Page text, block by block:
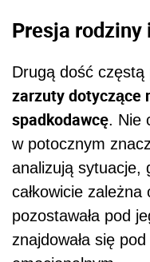
Presja rodziny
Drugą dość
zarzuty dotyczące
spadkodawcę. Nie
w potocznym
analizują sytuacje,
całkowicie zależna
pozostawała pod
znajdowała się